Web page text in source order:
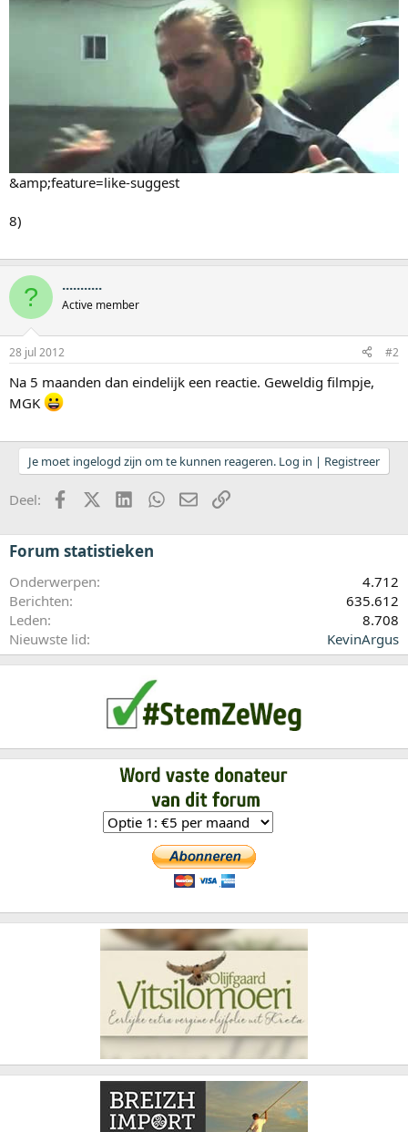
&amp;feature=like-suggest
8)
? ...........
Active member
28 jul 2012 #2
Na 5 maanden dan eindelijk een reactie. Geweldig filmpje,
MGK
Je moet ingelogd zijn om te kunnen reageren. Log in | Registreer
Deel: FacebookX (Twitter)LinkedInWhatsApp
E-mailkoppeling
Forum statistieken
Onderwerpen
4.712
Berichten
635.612
Leden
8.708
Nieuwste lid
KevinArgus